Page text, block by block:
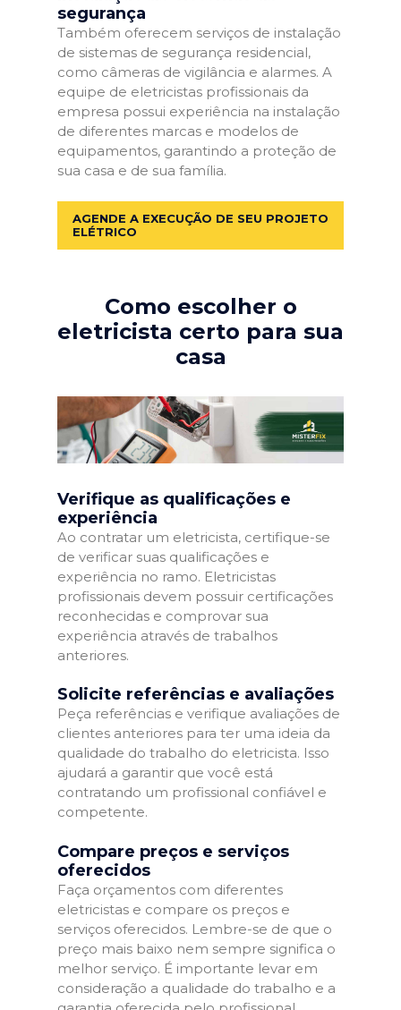
segurança
Também oferecem serviços de instalação
de sistemas de segurança residencial,
como câmeras de vigilância e alarmes. A
equipe de eletricistas profissionais da
empresa possui experiência na instalação
de diferentes marcas e modelos de
equipamentos, garantindo a proteção de
sua casa e de sua família.
AGENDE A EXECUÇÃO DE SEU PROJETO
ELÉTRICO
Como escolher o
eletricista certo para sua
casa
Verifique as qualificações e
experiência
Ao contratar um eletricista, certifique-se
de verificar suas qualificações e
experiência no ramo. Eletricistas
profissionais devem possuir certificações
reconhecidas e comprovar sua
experiência através de trabalhos
anteriores.
Solicite referências e avaliações
Peça referências e verifique avaliações de
clientes anteriores para ter uma ideia da
qualidade do trabalho do eletricista. Isso
ajudará a garantir que você está
contratando um profissional confiável e
competente.
Compare preços e serviços
oferecidos
Faça orçamentos com diferentes
eletricistas e compare os preços e
serviços oferecidos. Lembre-se de que o
preço mais baixo nem sempre significa o
melhor serviço. É importante levar em
consideração a qualidade do trabalho e a